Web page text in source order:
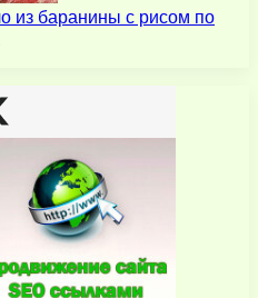
из баранины с рисом по